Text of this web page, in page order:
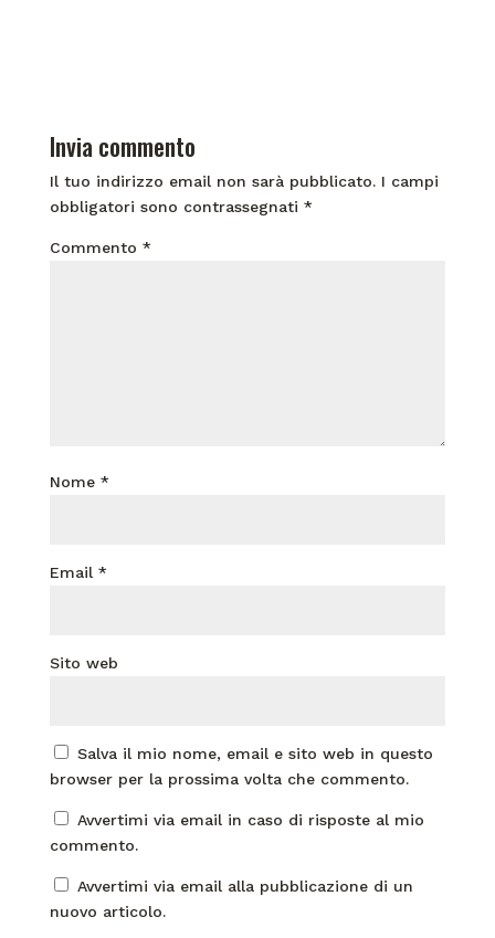
Invia commento
Il tuo indirizzo email non sarà pubblicato. I campi
obbligatori sono contrassegnati *
Commento *
Nome *
Email *
Sito web
Salva il mio nome, email e sito web in questo
browser per la prossima volta che commento.
Avvertimi via email in caso di risposte al mio
commento.
Avvertimi via email alla pubblicazione di un
nuovo articolo.